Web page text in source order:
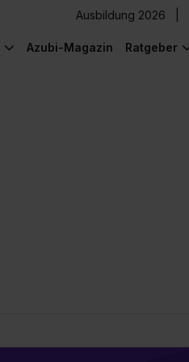
Ausbildung 2026
Azubi-Magazin Ratgeber